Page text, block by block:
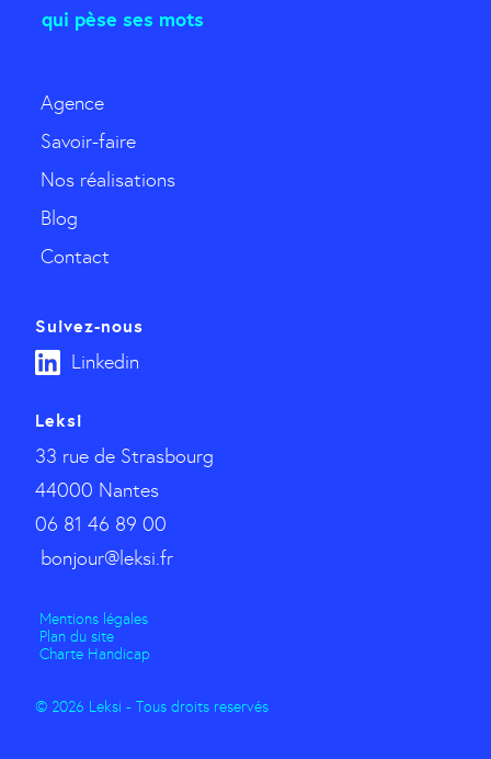
qui pèse ses mots
Agence
Savoir-faire
Nos réalisations
Blog
Contact
Suivez-nous
Linkedin
Leksi
33 rue de Strasbourg
44000 Nantes
06 81 46 89 00
bonjour@leksi.fr
Mentions légales
Plan du site
Charte Handicap
© 2026 Leksi - Tous droits reservés